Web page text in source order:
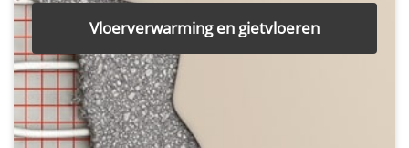
Vloerverwarming en gietvloeren